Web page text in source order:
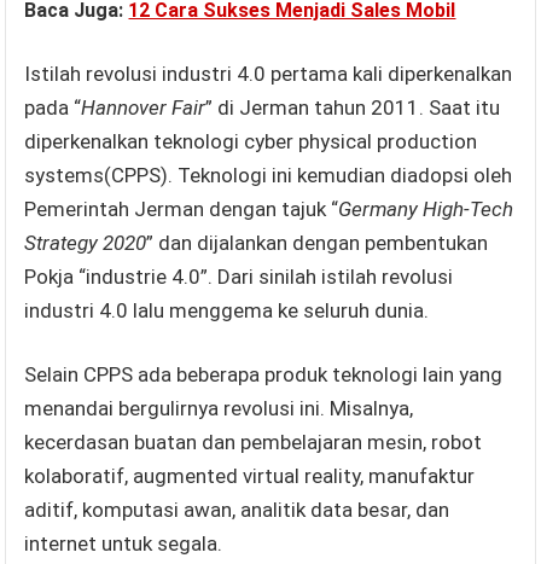
Baca Juga: 12 Cara Sukses Menjadi Sales Mobil
Istilah revolusi industri 4.0 pertama kali diperkenalkan
pada “Hannover Fair” di Jerman tahun 2011. Saat itu
diperkenalkan teknologi cyber physical production
systems(CPPS). Teknologi ini kemudian diadopsi oleh
Pemerintah Jerman dengan tajuk “Germany High-Tech
Strategy 2020” dan dijalankan dengan pembentukan
Pokja “industrie 4.0”. Dari sinilah istilah revolusi
industri 4.0 lalu menggema ke seluruh dunia.
Selain CPPS ada beberapa produk teknologi lain yang
menandai bergulirnya revolusi ini. Misalnya,
kecerdasan buatan dan pembelajaran mesin, robot
kolaboratif, augmented virtual reality, manufaktur
aditif, komputasi awan, analitik data besar, dan
internet untuk segala.